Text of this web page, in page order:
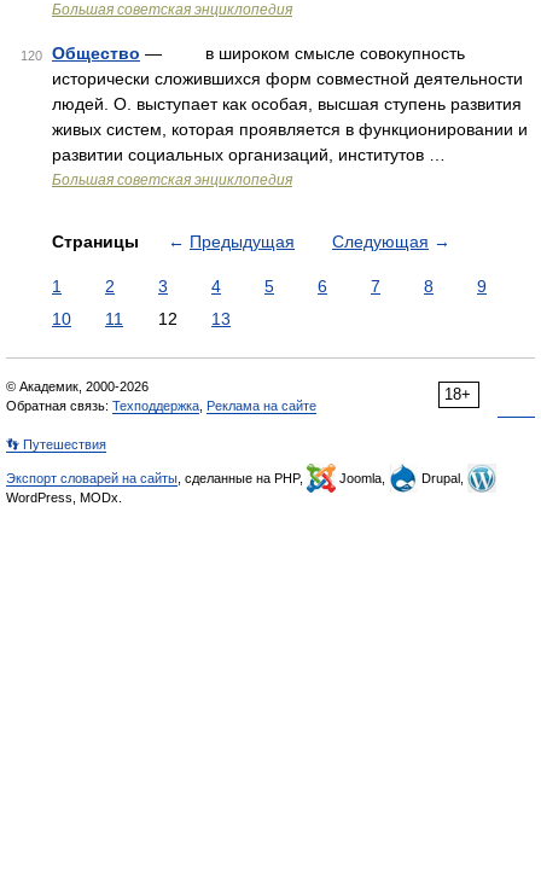
Большая советская энциклопедия
120 Общество — в широком смысле совокупность
исторически сложившихся форм совместной деятельности
людей. О. выступает как особая, высшая ступень развития
живых систем, которая проявляется в функционировании и
развитии социальных организаций, институтов …
Большая советская энциклопедия
Страницы ← Предыдущая Следующая →
1 2 3 4 5 6 7 8
9
10
11 12 13
18+
© Академик, 2000-2026
Обратная связь: Техподдержка Реклама на сайте
👣 Путешествия
Экспорт словарей на сайты , сделанные на PHP, Joomla,
Drupal,
WordPress, MODx.